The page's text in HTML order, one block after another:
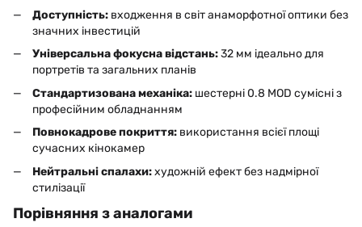
Доступність: входження в світ анаморфотної оптики без
значних інвестицій
Універсальна фокусна відстань:32 мм ідеально для
портретів та загальних планів
Стандартизована механіка: шестерні 0.8 MOD сумісні з
професійним обладнанням
Повнокадрове покриття: використання всієї площі
сучасних кінокамер
Нейтральні спалахи:художній ефект без надмірної
стилізації
Порівняння з аналогами